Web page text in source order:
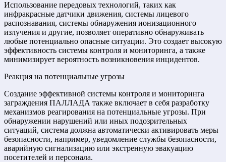
Использование передовых технологий, таких как
инфракрасные датчики движения, системы лицевого
распознавания, системы обнаружения ионизационного
излучения и другие, позволяет оперативно обнаруживать
любые потенциально опасные ситуации. Это создает высокую
эффективность системы контроля и мониторинга, а также
минимизирует вероятность возникновения инцидентов.
Реакция на потенциальные угрозы
Создание эффективной системы контроля и мониторинга
заграждения ПАЛЛАДА также включает в себя разработку
механизмов реагирования на потенциальные угрозы. При
обнаружении нарушений или иных подозрительных
ситуаций, система должна автоматически активировать меры
безопасности, например, уведомление службы безопасности,
аварийную сигнализацию или экстренную эвакуацию
посетителей и персонала.